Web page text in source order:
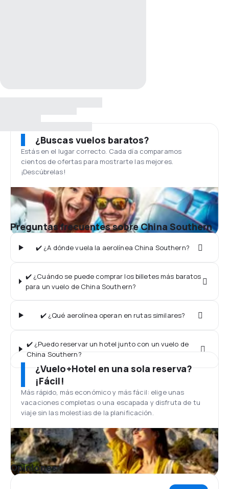
¿Buscas vuelos baratos?
Estás en el lugar correcto. Cada día comparamos
cientos de ofertas para mostrarte las mejores.
¡Descúbrelas!
Preguntas frecuentes sobre China Southern
✔️ ¿A dónde vuela la aerolínea China Southern?
✔️ ¿Cuándo se puede comprar los billetes más baratos
para un vuelo de China Southern?
✔️ ¿Qué aerolínea operan en rutas similares?
✔️ ¿Puedo reservar un hotel junto con un vuelo de
China Southern?
¿Vuelo+Hotel en una sola reserva?
¡Fácil!
Más rápido, más económico y más fácil: elige unas
vacaciones completas o una escapada y disfruta de tu
viaje sin las molestias de la planificación.
Opiniones